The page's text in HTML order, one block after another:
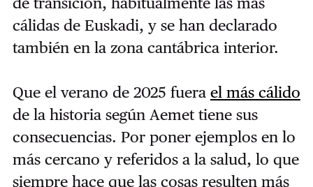
cálidas de Euskadi, y se han declarado
también en la zona cantábrica interior.
Que el verano de 2025 fuera el más cálido
de la historia según Aemet tiene sus
consecuencias. Por poner ejemplos en lo
más cercano y referidos a la salud, lo que
siempre hace que las cosas resulten más